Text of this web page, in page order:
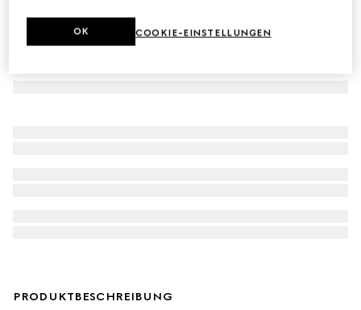
PRODUKTBESCHREIBUNG
COOKIE-EINSTELLUNGEN
OK